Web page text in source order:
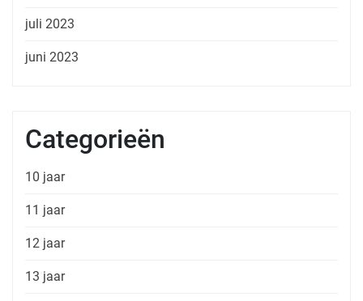
juli 2023
juni 2023
Categorieën
10 jaar
11 jaar
12 jaar
13 jaar